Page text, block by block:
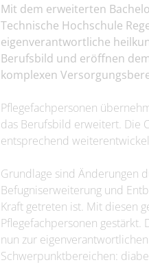
Mit dem erweiterten
Technische Hochschule
eigenverantwortliche
Berufsbild und eröffnen
komplexen
Pflegefachpersonen
das Berufsbild erweitert. Die
entsprechend
Grundlage sind Änderungen
Befugniserweiterung und
Kraft getreten ist. Mit diesen
Pflegefachpersonen gestärkt.
nun zur
Schwerpunktbereichen: